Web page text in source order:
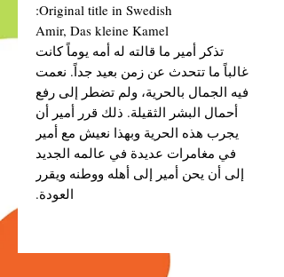
Original title in Swedish:
Amir, Das kleine Kamel
تذكر أمير ما قالته له أمه يوماً كانت
غالباً ما تتحدث عن زمن بعيد جداً. نعمت
فيه الجمال بالحرية، ولم تضطر إلى رفع
أحمال البشر الثقيلة. ذلك قرر أمير أن
يجرب هذه الحرية وبهذا نعيش مع أمير
في مغامرات عديدة في عالمه الجديد
إلى أن يحن أمير إلى أهله ووطنه ويقرر
العودة.